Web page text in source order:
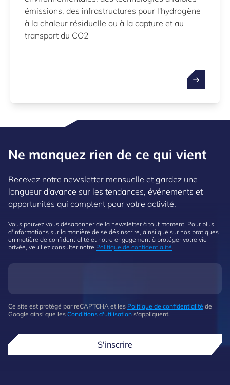
émissions, des infrastructures pour l'hydrogène
à la chaleur résiduelle ou à la capture et au
transport du CO2
Ne manquez rien de ce qui vient
Recevez notre newsletter mensuelle et gardez une
longueur d'avance sur les tendances, événements et
opportunités qui comptent pour votre activité.
Vous pouvez vous désabonner de la newsletter à tout moment. Pour plus
d'informations sur la manière de se désinscrire, ainsi que sur nos pratiques
en matière de confidentialité et notre engagement à protéger votre vie
privée, veuillez consulter notre Politique de confidentialité.
Ce site est protégé par reCAPTCHA et les Politique de confidentialité de
Google ainsi que les Conditions d'utilisation s'appliquent.
S'inscrire